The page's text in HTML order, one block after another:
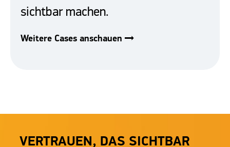
sichtbar machen.
Weitere Cases anschauen
VERTRAUEN, DAS SICHTBAR